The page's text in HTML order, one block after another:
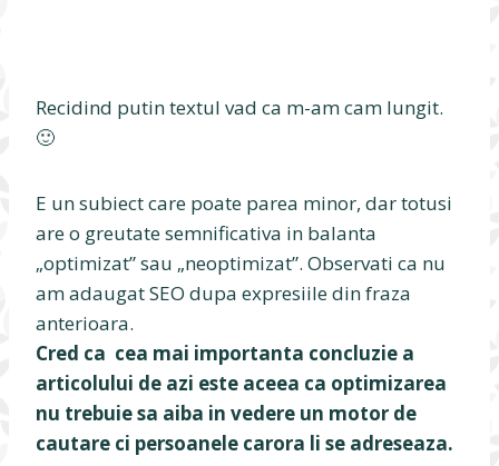
Recidind putin textul vad ca m-am cam lungit.
🙂
E un subiect care poate parea minor, dar totusi
are o greutate semnificativa in balanta
„optimizat” sau „neoptimizat”. Observati ca nu
am adaugat SEO dupa expresiile din fraza
anterioara.
Cred ca cea mai importanta concluzie a
articolului de azi este aceea ca optimizarea
nu trebuie sa aiba in vedere un motor de
cautare ci persoanele carora li se adreseaza.